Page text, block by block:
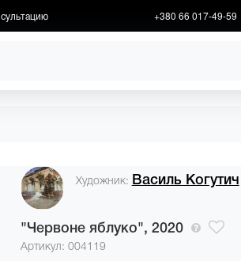
+380 66 017-49-59
Художник: Василь Когутич
"Червоне яблуко", 2020
Артикул: 004119